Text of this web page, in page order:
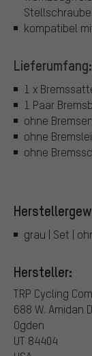
Stellschraube
kompatibel
Lieferumfang:
1 x
1 Paar
ohne
ohne
ohne
grau | Set |
Hersteller:
TRP Cycling
688 W. Amidan
Ogden
UT 84404